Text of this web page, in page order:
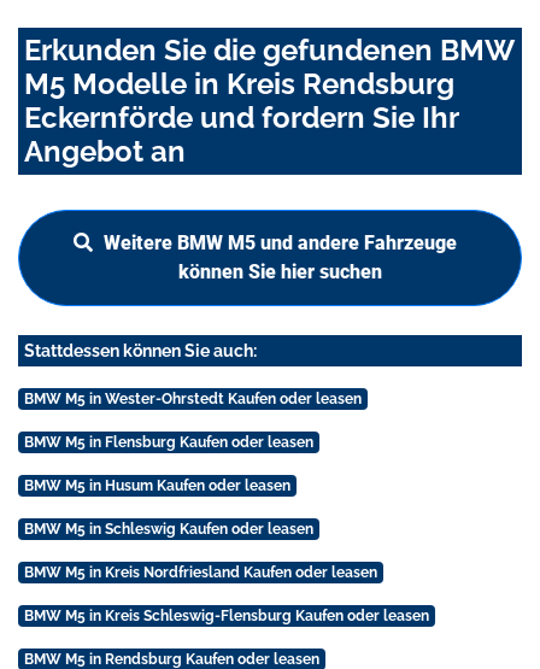
Erkunden Sie die gefundenen BMW
M5 Modelle in Kreis Rendsburg
Eckernförde und fordern Sie Ihr
Angebot an
Weitere BMW M5 und andere Fahrzeuge
können Sie hier suchen
Stattdessen können Sie auch:
BMW M5 in Wester-Ohrstedt Kaufen oder leasen
BMW M5 in Flensburg Kaufen oder leasen
BMW M5 in Husum Kaufen oder leasen
BMW M5 in Schleswig Kaufen oder leasen
BMW M5 in Kreis Nordfriesland Kaufen oder leasen
BMW M5 in Kreis Schleswig-Flensburg Kaufen oder leasen
BMW M5 in Rendsburg Kaufen oder leasen